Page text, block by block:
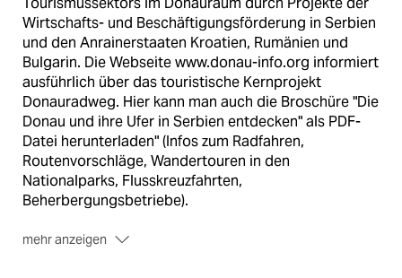
Wirtschafts- und Beschäftigungsförderung in Serbien
und den Anrainerstaaten Kroatien, Rumänien und
Bulgarin. Die Webseite www.donau-info.org informiert
ausführlich über das touristische Kernprojekt
Donauradweg. Hier kann man auch die Broschüre "Die
Donau und ihre Ufer in Serbien entdecken" als PDF-
Datei herunterladen" (Infos zum Radfahren,
Routenvorschläge, Wandertouren in den
Nationalparks, Flusskreuzfahrten,
Beherbergungsbetriebe).
mehr anzeigen